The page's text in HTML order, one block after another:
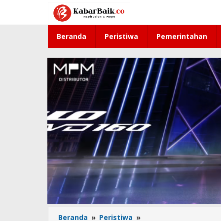
konten
Beranda Peristiwa Pemerintahan
Beranda » Peristiwa »